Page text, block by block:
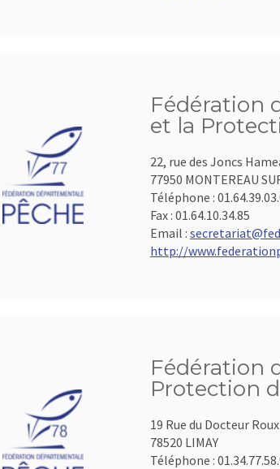
Fédération
et la
22, rue des Joncs
77950 MONTEREAU
Téléphone :
Fax : 01.64.10.34.85
Email :
http://
Fédération
Protection
19 Rue du Docteur Roux
78520 LIMAY
Téléphone :